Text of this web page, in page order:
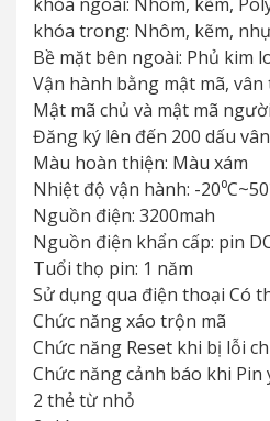
khóa trong: Nhôm, kẽm,
Bề mặt bên ngoài: Phủ kim
Vận hành bằng mật mã,
Mật mã chủ và mật mã
Đăng ký lên đến 200 dấu
Màu hoàn thiện: Màu xám
Nhiệt độ vận hành: -
Nguồn điện: 3200mah
Nguồn điện khẩn cấp: pin
Tuổi thọ pin: 1 năm
Sử dụng qua điện thoại Có
Chức năng xáo trộn mã
Chức năng Reset khi bị lỗi
Chức năng cảnh báo khi
2 thẻ từ nhỏ